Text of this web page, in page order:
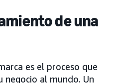
de una
es el proceso que
negocio al mundo. Un